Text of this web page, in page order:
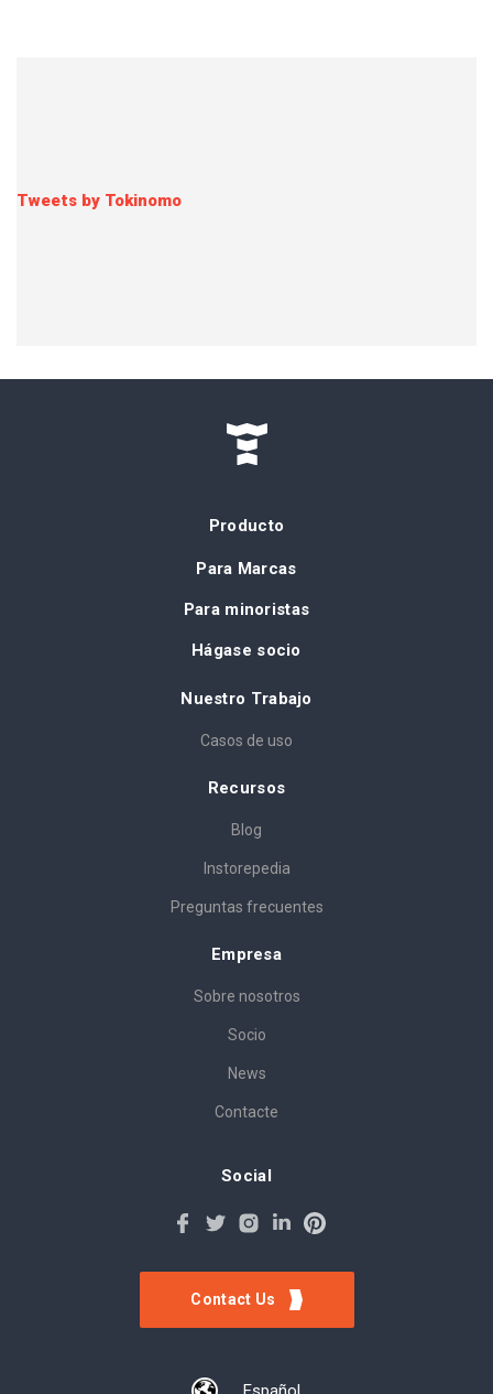
Tweets by Tokinomo
Producto
Para Marcas
Para minoristas
Hágase socio
Nuestro Trabajo
Casos de uso
Recursos
Blog
Instorepedia
Preguntas frecuentes
Empresa
Sobre nosotros
Socio
News
Contacte
Social
Contact Us